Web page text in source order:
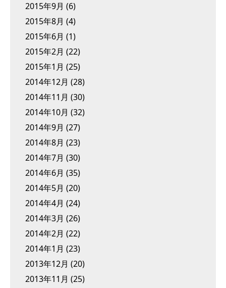
2015年9月 (6)
2015年8月 (4)
2015年6月 (1)
2015年2月 (22)
2015年1月 (25)
2014年12月 (28)
2014年11月 (30)
2014年10月 (32)
2014年9月 (27)
2014年8月 (23)
2014年7月 (30)
2014年6月 (35)
2014年5月 (20)
2014年4月 (24)
2014年3月 (26)
2014年2月 (22)
2014年1月 (23)
2013年12月 (20)
2013年11月 (25)